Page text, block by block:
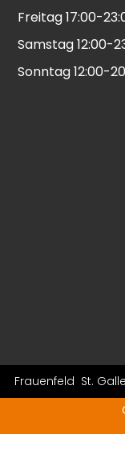
Freitag 17:00-
Samstag 12:00-
Sonntag 12:00-
Frauenfeld St.